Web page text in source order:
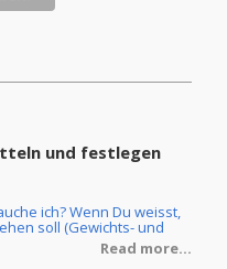
und festlegen
ich? Wenn Du weisst,
soll (Gewichts- und
oder Masseaufbau) und
Deiner Wahl
Read more...